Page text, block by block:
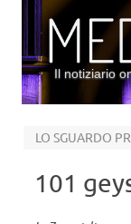
Il notiziario
LO SGUARDO
101